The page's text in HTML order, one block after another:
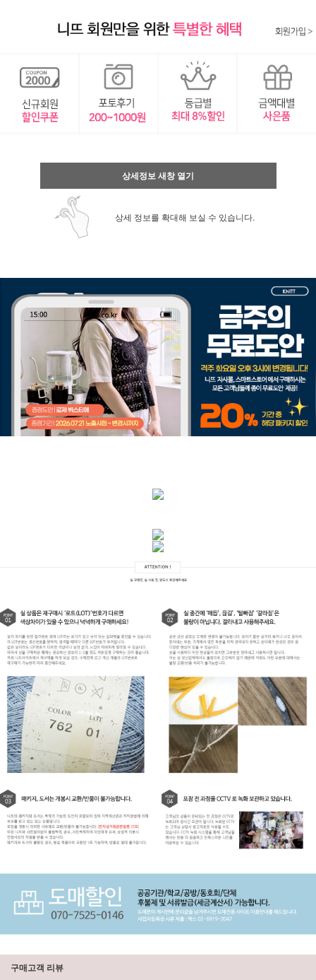
상세정보 새창 열기
상세 정보를 확대해 보실 수 있습니다.
구매고객 리뷰